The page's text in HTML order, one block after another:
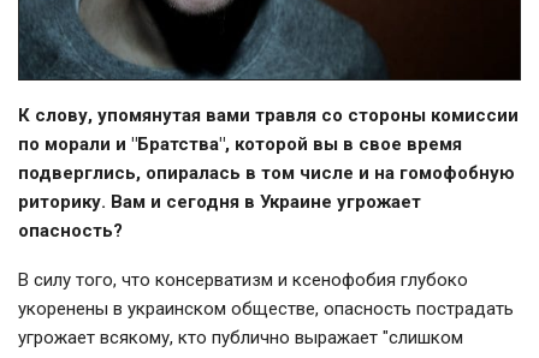
К слову, упомянутая вами травля со стороны комиссии
по морали и "Братства", которой вы в свое время
подверглись, опиралась в том числе и на гомофобную
риторику. Вам и сегодня в Украине угрожает
опасность?
В силу того, что консерватизм и ксенофобия глубоко
укоренены в украинском обществе, опасность пострадать
угрожает всякому, кто публично выражает "слишком